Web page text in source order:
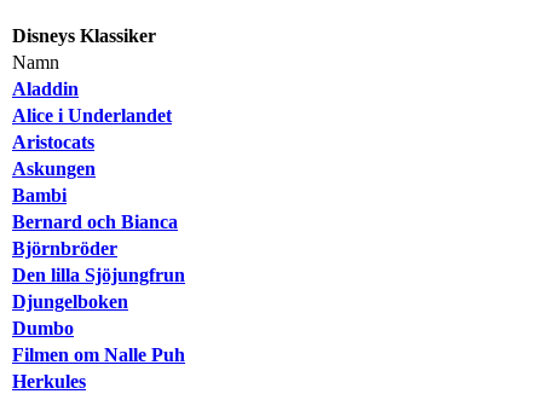
Disneys Klassiker
Namn
Aladdin
Alice i Underlandet
Aristocats
Askungen
Bambi
Bernard och Bianca
Björnbröder
Den lilla Sjöjungfrun
Djungelboken
Dumbo
Filmen om Nalle Puh
Herkules